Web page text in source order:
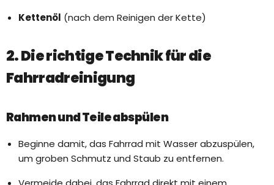
Kettenöl (nach dem Reinigen der Kette)
2. Die richtige Technik für die
Fahrradreinigung
Rahmen und Teile abspülen
Beginne damit, das Fahrrad mit Wasser abzuspülen,
um groben Schmutz und Staub zu entfernen.